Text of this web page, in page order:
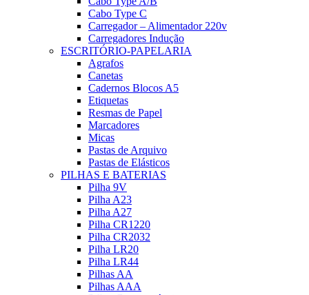
Cabo Type C
Carregador – Alimentador 220v
Carregadores Indução
ESCRITÓRIO-PAPELARIA
Agrafos
Canetas
Cadernos Blocos A5
Etiquetas
Resmas de Papel
Marcadores
Micas
Pastas de Arquivo
Pastas de Elásticos
PILHAS E BATERIAS
Pilha 9V
Pilha A23
Pilha A27
Pilha CR1220
Pilha CR2032
Pilha LR20
Pilha LR44
Pilhas AA
Pilhas AAA